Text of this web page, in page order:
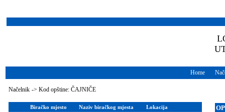
Home
Načelnik -> Kod opštine: ČAJNIČE
Biračko mjesto Naziv biračkog mjesta Lokacija